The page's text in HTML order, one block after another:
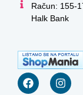
Račun: 155-
Halk Bank